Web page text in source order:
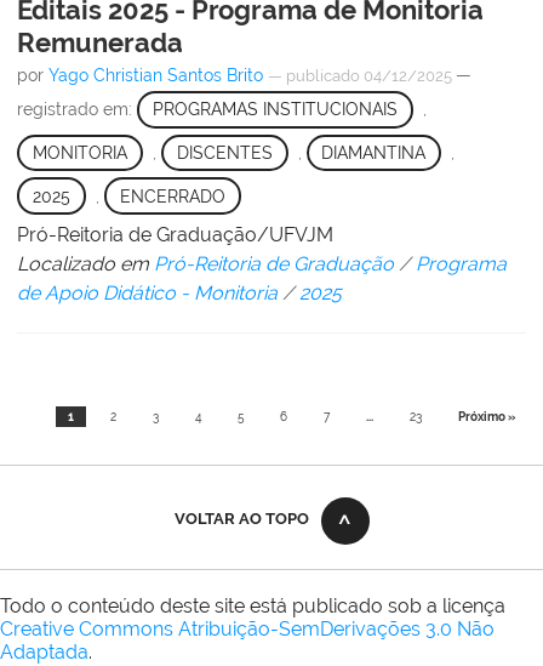
Editais 2025 - Programa de Monitoria
Remunerada
por Yago Christian Santos Brito — publicado 04/12/2025 —
registrado em:
PROGRAMAS INSTITUCIONAIS
MONITORIA DISCENTES DIAMANTINA
2025 ENCERRADO
Pró-Reitoria de Graduação/UFVJM
Localizado em Pró-Reitoria de Graduação /Programa
de Apoio Didático - Monitoria /2025
1 2 3 4 5 6 7 ... 23 Próximo »
VOLTAR AO TOPO
Todo o conteúdo deste site está publicado sob a licença
Creative Commons Atribuição-SemDerivações 3.0 Não
Adaptada.